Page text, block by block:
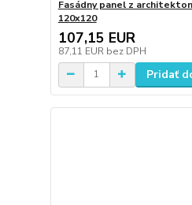
Fasádny panel z
120x120
107,15 EUR
87,11 EUR bez DPH
Pridať